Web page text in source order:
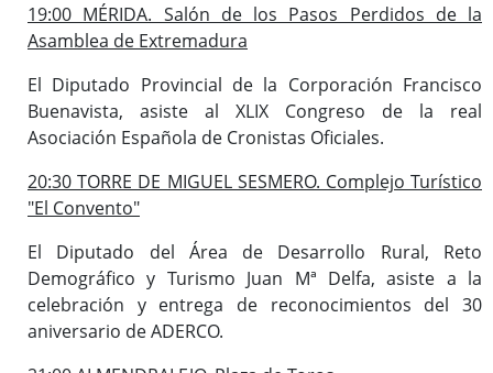
19:00 MÉRIDA. Salón de los Pasos Perdidos de la
Asamblea de Extremadura
El Diputado Provincial de la Corporación Francisco
Buenavista, asiste al XLIX Congreso de la real
Asociación Española de Cronistas Oficiales.
20:30 TORRE DE MIGUEL SESMERO. Complejo Turístico
"El Convento"
El Diputado del Área de Desarrollo Rural, Reto
Demográfico y Turismo Juan Mª Delfa, asiste a la
celebración y entrega de reconocimientos del 30
aniversario de ADERCO.